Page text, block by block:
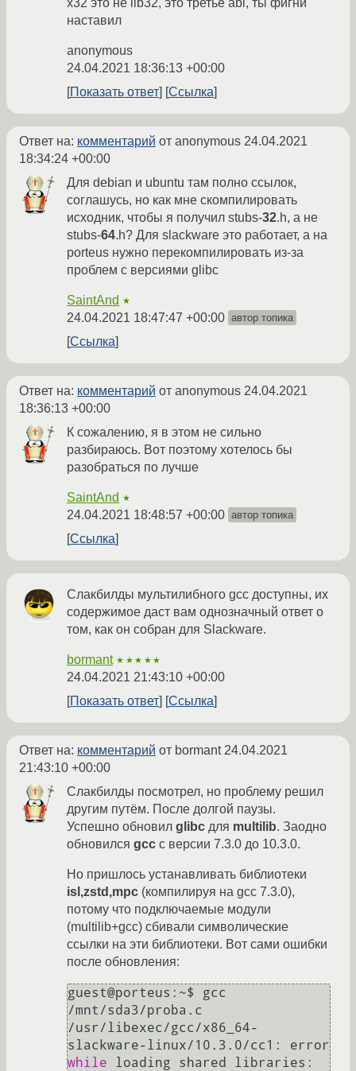
наставил
anonymous
24.04.2021 18:36:13 +00:00
Показать ответ
Ссылка
Ответ на: комментарий от anonymous 24.04.2021
18:34:24 +00:00
Для debian и ubuntu там полно ссылок,
соглашусь, но как мне скомпилировать
исходник, чтобы я получил stubs-32.h, а не
stubs-64.h? Для slackware это работает, а на
porteus нужно перекомпилировать из-за
проблем с версиями glibc
SaintAnd ★
24.04.2021 18:47:47 +00:00 автор топика
Ссылка
Ответ на: комментарий от anonymous 24.04.2021
18:36:13 +00:00
К сожалению, я в этом не сильно
разбираюсь. Вот поэтому хотелось бы
разобраться по лучше
SaintAnd ★
24.04.2021 18:48:57 +00:00 автор топика
Ссылка
Слакбилды мультилибного gcc доступны, их
содержимое даст вам однозначный ответ о
том, как он собран для Slackware.
bormant ★★★★★
24.04.2021 21:43:10 +00:00
Показать ответ
Ссылка
Ответ на: комментарий от bormant 24.04.2021
21:43:10 +00:00
Слакбилды посмотрел, но проблему решил
другим путём. После долгой паузы.
Успешно обновил glibc для multilib. Заодно
обновился gcc с версии 7.3.0 до 10.3.0.
Но пришлось устанавливать библиотеки
isl,zstd,mpc (компилируя на gcc 7.3.0),
потому что подключаемые модули
(multilib+gcc) сбивали символические
ссылки на эти библиотеки. Вот сами ошибки
после обновления:
guest@porteus:~$ gcc
/mnt/sda3/proba.c
/usr/libexec/gcc/x86_64-
slackware-linux/10.3.0/cc1: error
while loading shared libraries: